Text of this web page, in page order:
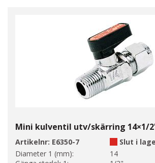
Mini kulventil utv/skärring 14×1/
Artikelnr: E6350-7
Slut i
Diameter 1 (mm):
14